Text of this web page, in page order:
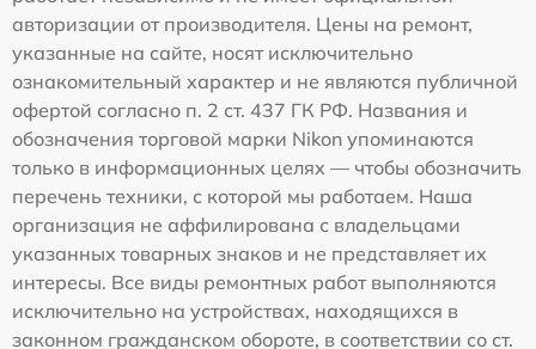
авторизации от производителя. Цены на ремонт,
указанные на сайте, носят исключительно
ознакомительный характер и не являются публичной
офертой согласно п. 2 ст. 437 ГК РФ. Названия и
обозначения торговой марки Nikon упоминаются
только в информационных целях — чтобы обозначить
перечень техники, с которой мы работаем. Наша
организация не аффилирована с владельцами
указанных товарных знаков и не представляет их
интересы. Все виды ремонтных работ выполняются
исключительно на устройствах, находящихся в
законном гражданском обороте, в соответствии со ст.